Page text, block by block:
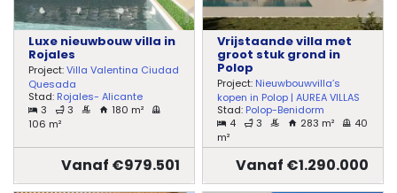
Luxe nieuwbouw villa in
Rojales
Project:Villa Valentina Ciudad
Quesada
Stad: Rojales- Alicante
3
3
180 m²
106 m²
Vanaf €979.501
Vrijstaande villa met
groot stuk grond in
Polop
Project: Nieuwbouwvilla’s
kopen in Polop | AUREA VILLAS
Stad: Polop-Benidorm
4
3 283 m²
40
m²
Vanaf €1.290.000